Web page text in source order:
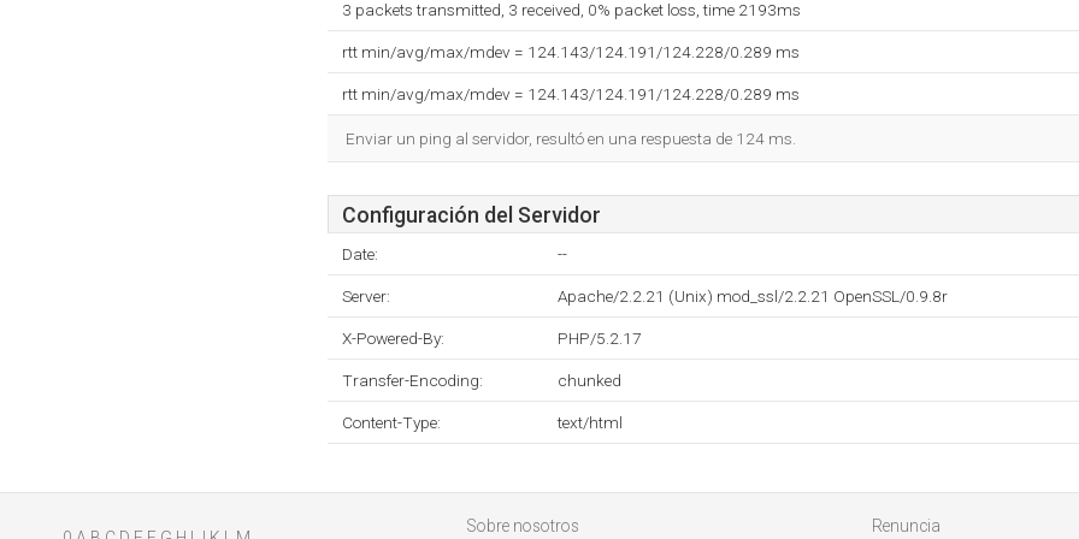
3 packets transmitted, 3 received, 0% packet loss, time 2193ms
rtt min/avg/max/mdev = 124.143/124.191/124.228/0.289 ms
rtt min/avg/max/mdev = 124.143/124.191/124.228/0.289 ms
Enviar un ping al servidor, resultó en una respuesta de 124 ms.
Configuración del Servidor
Date: --
Server: Apache/2.2.21 (Unix) mod_ssl/2.2.21 OpenSSL/0.9.8r
X-Powered-By: PHP/5.2.17
Transfer-Encoding: chunked
Content-Type: text/html
Sobre nosotros Renuncia